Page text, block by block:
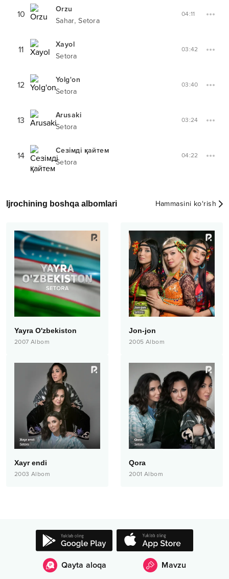
10
Orzu
Sahar,Setora
04:11
11
Xayol
Setora
03:42
12
Yolg'on
Setora
03:40
13
Arusaki
Setora
03:24
14
Сезімді қайтем
Setora
04:22
Ijrochining boshqa albomlari Hammasini ko‘rish
Yayra O'zbekiston
2007 Albom
Jon-jon
2005 Albom
Xayr endi
2003 Albom
Qora
2001 Albom
Qayta aloqa Mavzu